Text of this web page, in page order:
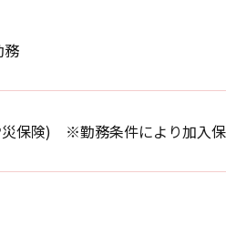
保険) ※勤務条件により加入